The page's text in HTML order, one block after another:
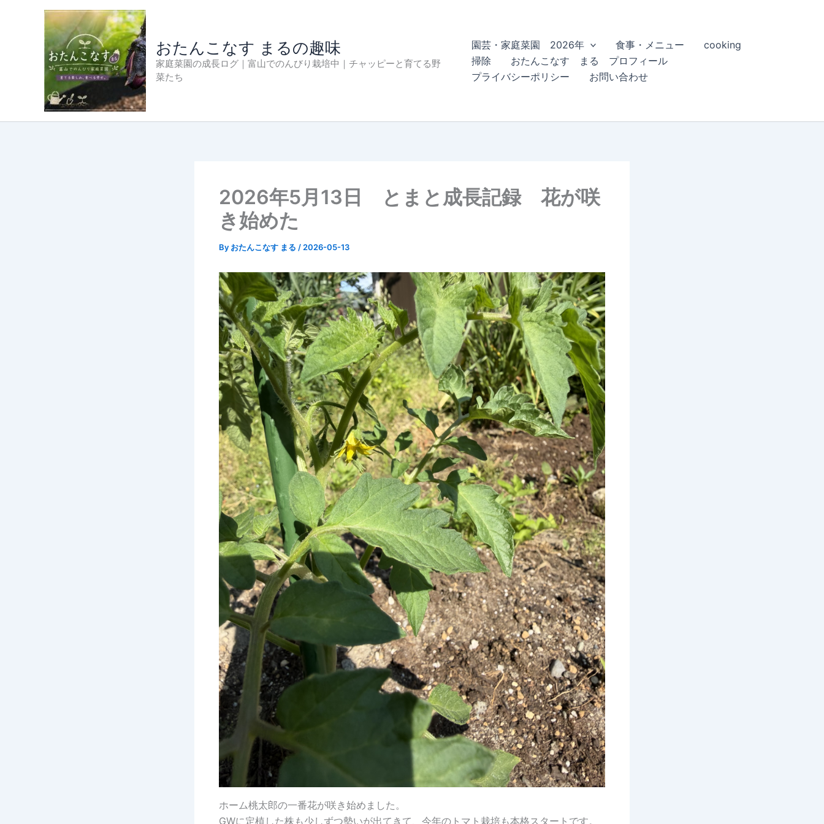
おたんこなす まるの趣味
家庭菜園の成長ログ｜富山でのんびり栽培中｜チャッピーと育てる野
菜たち
園芸・家庭菜園 2026年 食事・メニュー
cooking
掃除
おたんこなす まる プロフィール
プライバシーポリシー
お問い合わせ
2026年5月13日 とまと成長記録 花が咲
き始めた
By おたんこなす まる / 2026-05-13
ホーム桃太郎の一番花が咲き始めました。
GWに定植した株も少しずつ勢いが出てきて、今年のトマト栽培も本格スタートです。